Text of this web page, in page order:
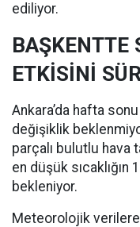
ediliyor.
BAŞKENTTE
ETKİSİNİ
Ankara’da hafta
değişiklik
parçalı bulutlu hava
en düşük sıcaklığın
bekleniyor.
Meteorolojik